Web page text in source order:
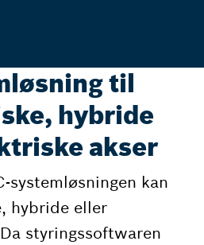
til
hybride
akser
systemløsningen kan
hybride eller
styringssoftwaren